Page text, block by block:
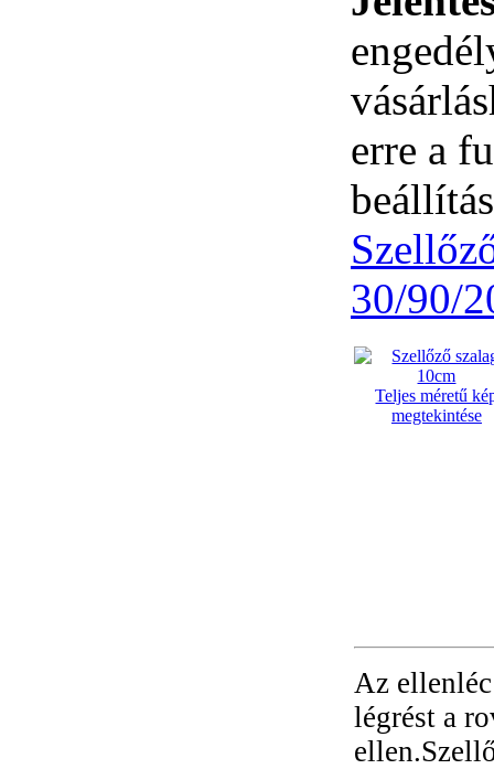
erre a
30/90/
Teljes méretű
megtekintése
Az
légrést a